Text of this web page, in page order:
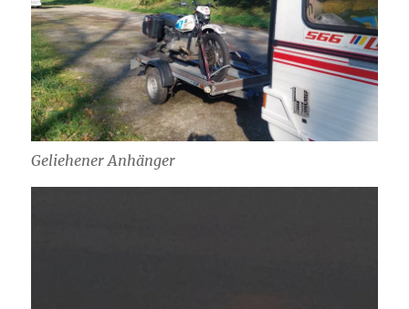
Geliehener Anhänger